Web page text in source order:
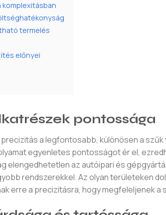
komplexitásban
termelés
előnyei
pontossága
a legfontosabb, különösen a
egyenletes pontosságot ér el,
elengedhetetlen az autóipari és
rendszerekkel. Az olyan területeken
erre a precizitásra, hogy megfeleljenek a